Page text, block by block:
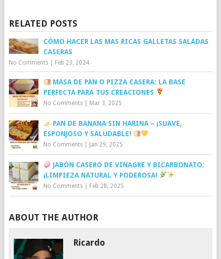
RELATED POSTS
CÓMO HACER LAS MAS RICAS GALLETAS SALADAS
CASERAS
No Comments| Feb 23, 2024
MASA DE PAN O PIZZA CASERA: LA BASE
PERFECTA PARA TUS CREACIONES
No Comments| Mar 3, 2025
PAN DE BANANA SIN HARINA – ¡SUAVE,
ESPONJOSO Y SALUDABLE!
No Comments| Jan 29, 2025
JABÓN CASERO DE VINAGRE Y BICARBONATO:
¡LIMPIEZA NATURAL Y PODEROSA!
No Comments| Feb 28, 2025
ABOUT THE AUTHOR
Ricardo